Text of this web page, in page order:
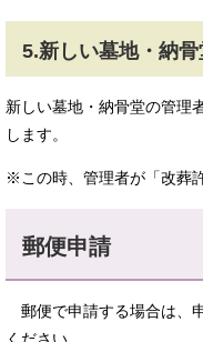
5.新しい墓地・納
新しい墓地・納骨堂の管理
します。
※この時、管理者が「改葬
郵便申請
郵便で申請する場合は、
ください。